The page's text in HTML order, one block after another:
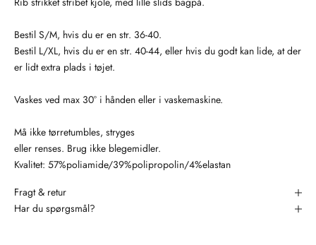
Bestil S/M, hvis du er en str. 36-40.
Bestil L/XL, hvis du er en str. 40-44, eller hvis du godt kan lide, at der
er lidt extra plads i tøjet.
Vaskes ved max 30° i hånden eller i vaskemaskine.
Må ikke tørretumbles, stryges
eller renses. Brug ikke blegemidler.
Kvalitet: 57%poliamide/39%polipropolin/4%elastan
Fragt & retur
Har du spørgsmål?